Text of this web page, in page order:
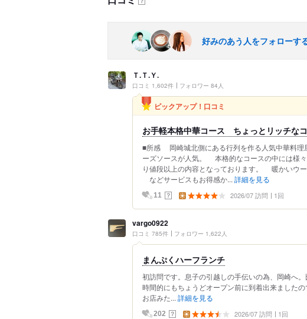
好みのあう人をフォローす
Ｔ.Ｔ.Ｙ.
口コミ 1,602件 フォロワー 84人
ピックアップ！口コミ
お手軽本格中華コース ちょっとリッチな
■所感 岡崎城北側にある行列を作る人気中華料
ーズソースが人気。 本格的なコースの中には様
り値段以上の内容となっております。 暖かいウ
などサービスもお得感か... 詳細を見る
11 ？ 2026/07 訪問 1回
vargo0922
口コミ 785件 フォロワー 1,622人
まんぷくハーフランチ
初訪問です。息子の引越しの手伝いの為、岡崎へ
時間的にもちょうどオープン前に到着出来ました
お店みた... 詳細を見る
202 ？ 2026/07 訪問 1回